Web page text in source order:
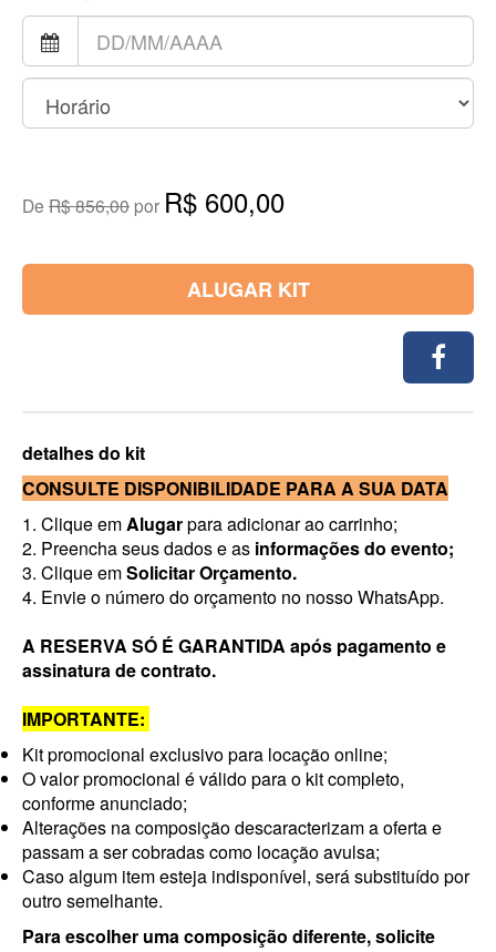
De R$ 856,00 por R$ 600,00
ALUGAR KIT
detalhes do kit
CONSULTE DISPONIBILIDADE PARA A SUA DATA
1. Clique emAlugarpara adicionar ao carrinho;
2. Preencha seus dados e as informações do evento;
3. Clique emSolicitar Orçamento.
4. Envie o número do orçamento no nosso WhatsApp.
A RESERVA SÓ É GARANTIDA após pagamento e
assinatura de contrato.
IMPORTANTE:
Kit promocional exclusivo para locação online;
O valor promocional é válido para o kit completo,
conforme anunciado;
Alterações na composição descaracterizam a oferta e
passam a ser cobradas como locação avulsa;
Caso algum item esteja indisponível, será substituído por
outro semelhante.
Para escolher uma composição diferente, solicite